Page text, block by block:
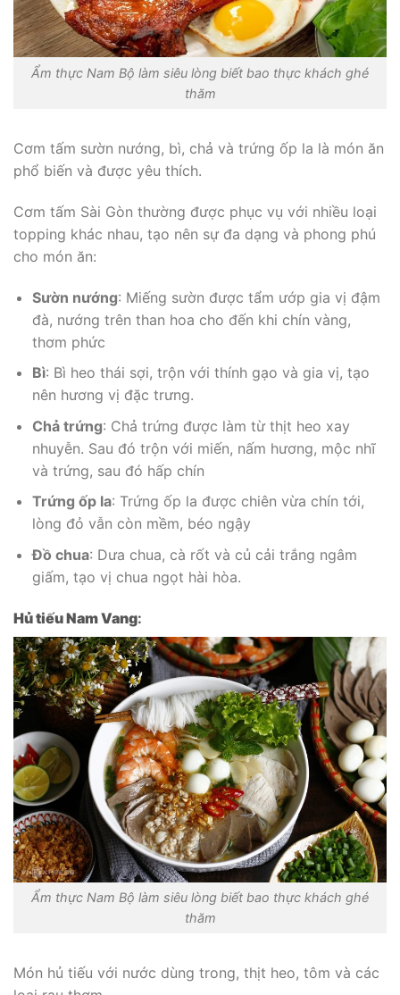
Ẩm thực Nam Bộ làm siêu lòng biết bao thực khách ghé
thăm
Cơm tấm sườn nướng, bì, chả và trứng ốp la là món ăn
phổ biến và được yêu thích.
Cơm tấm Sài Gòn thường được phục vụ với nhiều loại
topping khác nhau, tạo nên sự đa dạng và phong phú
cho món ăn:
Sườn nướng: Miếng sườn được tẩm ướp gia vị đậm
đà, nướng trên than hoa cho đến khi chín vàng,
thơm phức
Bì: Bì heo thái sợi, trộn với thính gạo và gia vị, tạo
nên hương vị đặc trưng.
Chả trứng: Chả trứng được làm từ thịt heo xay
nhuyễn. Sau đó trộn với miến, nấm hương, mộc nhĩ
và trứng, sau đó hấp chín
Trứng ốp la: Trứng ốp la được chiên vừa chín tới,
lòng đỏ vẫn còn mềm, béo ngậy
Đồ chua: Dưa chua, cà rốt và củ cải trắng ngâm
giấm, tạo vị chua ngọt hài hòa.
Hủ tiếu Nam Vang:
Ẩm thực Nam Bộ làm siêu lòng biết bao thực khách ghé
thăm
Món hủ tiếu với nước dùng trong, thịt heo, tôm và các